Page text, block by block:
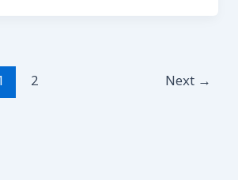
2 Next →